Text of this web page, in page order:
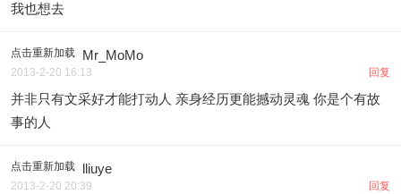
我也想去
点击重新加载 Mr_MoMo
2013-2-20 16:13 回复
并非只有文采好才能打动人 亲身经历更能撼动灵魂 你是个有故
事的人
点击重新加载 lliuye
2013-2-20 20:39 回复